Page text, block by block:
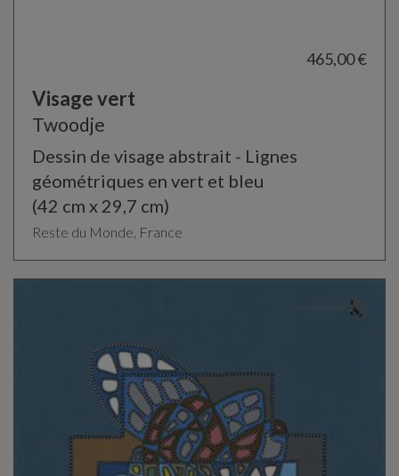
465,00 €
Visage vert
Twoodje
Dessin de visage abstrait - Lignes
géométriques en vert et bleu
(42 cm x 29,7 cm)
Reste du Monde, France